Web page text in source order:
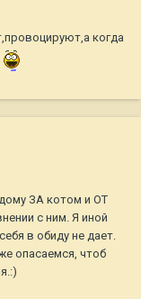
когда
ЗА котом и ОТ
с ним. Я иной
в обиду не дает.
опасаемся, чтоб